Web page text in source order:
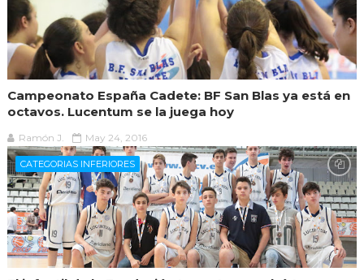
Campeonato España Cadete: BF San Blas ya está en
octavos. Lucentum se la juega hoy
Ramón J. May 24, 2016
CATEGORIAS INFERIORES